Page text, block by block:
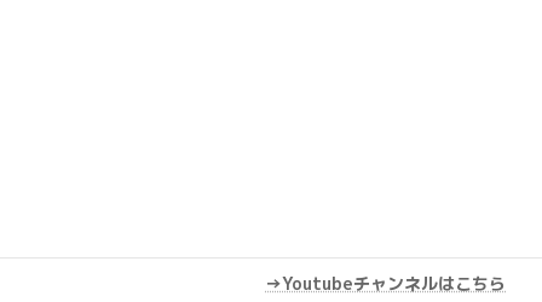
→Youtubeチャンネルはこちら